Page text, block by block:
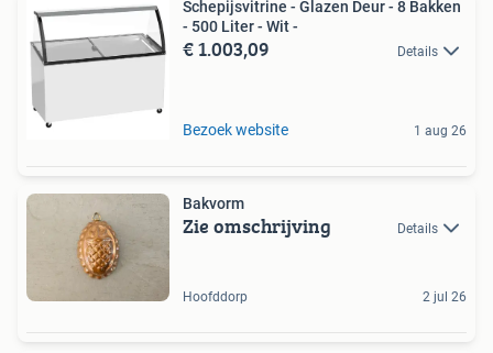
Schepijsvitrine - Glazen Deur - 8 Bakken
- 500 Liter - Wit -
€ 1.003,09 Details
Bezoek website 1 aug 26
Bakvorm
Zie omschrijving Details
Hoofddorp 2 jul 26